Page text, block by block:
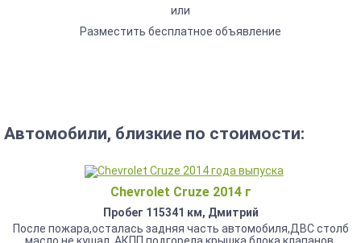
или
Разместить бесплатное объявление
Автомобили, близкие по стоимости:
Chevrolet Cruze 2014 г
Пробег 115341 км, Дмитрий
После пожара,осталась задняя часть автомобиля,ДВС столб